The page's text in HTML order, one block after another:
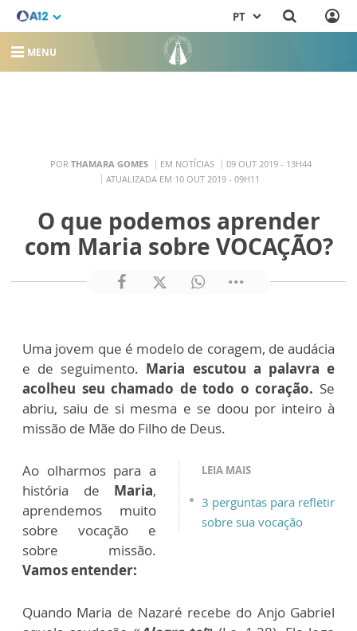
PT
MENU
POR THAMARA GOMES EM NOTÍCIAS
09 OUT 2019 - 13H44
ATUALIZADA EM 10 OUT 2019 - 09H11
O que podemos aprender
com Maria sobre VOCAÇÃO?
Uma jovem que é modelo de coragem, de audácia
e de seguimento. Maria escutou a palavra e
acolheu seu chamado de todo o coração. Se
abriu, saiu de si mesma e se doou por inteiro à
missão de Mãe do Filho de Deus.
LEIA MAIS
3 perguntas para refletir
sobre sua vocação
Ao olharmos para a
história de Maria,
aprendemos muito
sobre vocação e
sobre missão.
Vamos entender:
Quando Maria de Nazaré recebe do Anjo Gabriel